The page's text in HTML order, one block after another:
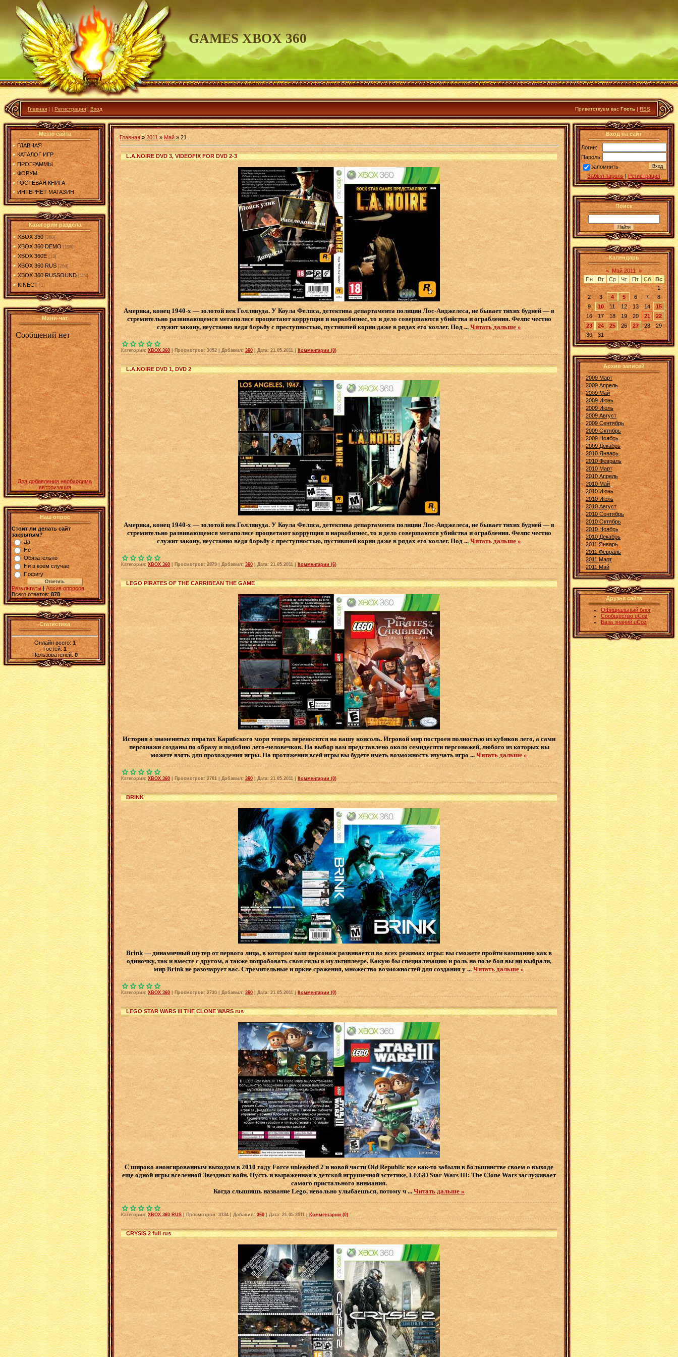
GAMES XBOX 360
Главная | | Регистрация | Вход Приветствуем вас Гость | RSS
Меню сайта
ГЛАВНАЯ
КАТАЛОГ ИГР
ПРОГРАММЫ
ФОРУМ
ГОСТЕВАЯ КНИГА
ИНТЕРНЕТ МАГАЗИН
Категории раздела
XBOX 360 [380]
XBOX 360 DEMO [198]
XBOX 360E [13]
XBOX 360 RUS [264]
XBOX 360 RUSSOUND [113]
KINECT [1]
Мини-чат
Для добавления необходима
авторизация
Наш опрос
Стоит ли делать сайт
закрытым?
Да
Нет
Обязательно
Ни в коем случае
Пофигу
Результаты|Архив опросов
Всего ответов:878
Статистика
Онлайн всего:1
Гостей:1
Пользователей: 0
Главная » 2011 » Май » 21
L.A.NOIRE DVD 3, VIDEOFIX FOR DVD 2-3
Америка, конец 1940-х — золотой век Голливуда. У Коула Фелпса, детектива департамента полиции Лос-Анджелеса, не бывает тихих будней — в
стремительно развивающемся мегаполисе процветают коррупция и наркобизнес, то и дело совершаются убийства и ограбления. Фелпс честно
служит закону, неустанно ведя борьбу с преступностью, пустившей корни даже в рядах его коллег. Под...Читать дальше »
Категория: XBOX 360 Просмотров: 3052 Добавил: 360 Дата: 21.05.2011 Комментарии (0)
L.A.NOIRE DVD 1, DVD 2
Америка, конец 1940-х — золотой век Голливуда. У Коула Фелпса, детектива департамента полиции Лос-Анджелеса, не бывает тихих будней — в
стремительно развивающемся мегаполисе процветают коррупция и наркобизнес, то и дело совершаются убийства и ограбления. Фелпс честно
служит закону, неустанно ведя борьбу с преступностью, пустившей корни даже в рядах его коллег. Под ... Читать дальше »
Категория: XBOX 360 Просмотров: 2879 Добавил: 360 Дата: 21.05.2011 Комментарии (6)
LEGO PIRATES OF THE CARRIBEAN THE GAME
История о знаменитых пиратах Карибского моря теперь переносится на вашу консоль. Игровой мир построен полностью из кубиков лего, а сами
персонажи созданы по образу и подобию лего-человечков. На выбор вам представлено около семидесяти персонажей, любого из которых вы
можете взять для прохождения игры. На протяжении всей игры вы будете иметь возможность изучать игро... Читать дальше »
Категория: XBOX 360 Просмотров: 2781 Добавил: 360 Дата: 21.05.2011 Комментарии (0)
BRINK
Brink — динамичный шутер от первого лица, в котором ваш персонаж развивается во всех режимах игры: вы сможете пройти кампанию как в
одиночку, так и вместе с другом, а также попробовать свои силы в мультиплеере. Какую бы специализацию и роль на поле боя вы ни выбрали,
мир Brink не разочарует вас. Стремительные и яркие сражения, множество возможностей для создания у ... Читать дальше »
Категория: XBOX 360 Просмотров: 2730 Добавил: 360 Дата: 21.05.2011 Комментарии (0)
LEGO STAR WARS III THE CLONE WARS rus
С широко анонсированным выходом в 2010 году Force unleashed 2 и новой части Old Republic все как-то забыли в большинстве своем о выходе
еще одной игры вселенной Звездных войн. Пусть и выраженная в детской игрушечной эстетике, LEGO Star Wars III: The Clone Wars заслуживает
самого пристального внимания.
Когда слышишь название Lego, невольно улыбаешься, потому ч ... Читать дальше »
Категория: XBOX 360 RUS Просмотров: 3134 Добавил: 360 Дата: 21.05.2011 Комментарии (0)
CRYSIS 2 full rus
Вход на сайт
Логин:
Пароль:
запомнить
Забыл пароль | Регистрация
Поиск
Календарь
« Май 2011
»
Пн
Вт Ср Чт Пт Сб
Вс
1
2
3 4 5 6 7
8
9
10 11 12 13 14
15
16
17 18 19 20 21
22
23
24 25 26 27 28
29
30
31
Архив записей
2009 Март
2009 Апрель
2009 Май
2009 Июнь
2009 Июль
2009 Август
2009 Сентябрь
2009 Октябрь
2009 Ноябрь
2009 Декабрь
2010 Январь
2010 Февраль
2010 Март
2010 Апрель
2010 Май
2010 Июнь
2010 Июль
2010 Август
2010 Сентябрь
2010 Октябрь
2010 Ноябрь
2010 Декабрь
2011 Январь
2011 Февраль
2011 Март
2011 Май
Друзья сайта
Официальный блог
Сообщество uCoz
База знаний uCoz